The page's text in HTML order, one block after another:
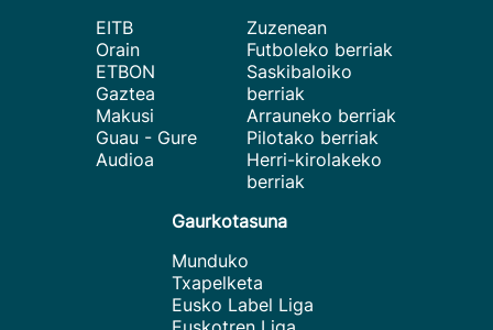
EITB
Orain
ETBON
Gaztea
Makusi
Guau - Gure
Audioa
Zuzenean
Futboleko berriak
Saskibaloiko
berriak
Arrauneko berriak
Pilotako berriak
Herri-kirolakeko
berriak
Gaurkotasuna
Munduko
Txapelketa
Eusko Label Liga